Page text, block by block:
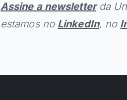
Assine a newsletterda
estamos no LinkedIn, no